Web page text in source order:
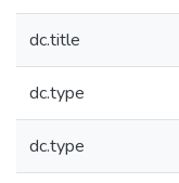
dc.title
dc.type
dc.type